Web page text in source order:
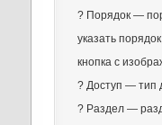
? Порядок —
указать
кнопка с
? Доступ — тип
? Раздел —